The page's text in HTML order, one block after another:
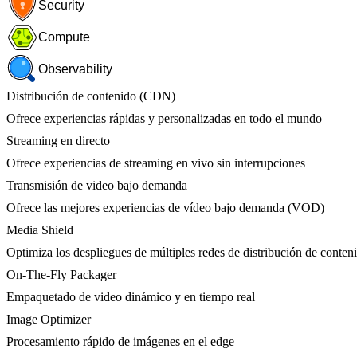
Security
Compute
Observability
Distribución de contenido (CDN)
Ofrece experiencias rápidas y personalizadas en todo el mundo
Streaming en directo
Ofrece experiencias de streaming en vivo sin interrupciones
Transmisión de video bajo demanda
Ofrece las mejores experiencias de vídeo bajo demanda (VOD)
Media Shield
Optimiza los despliegues de múltiples redes de distribución de
On-The-Fly Packager
Empaquetado de video dinámico y en tiempo real
Image Optimizer
Procesamiento rápido de imágenes en el edge